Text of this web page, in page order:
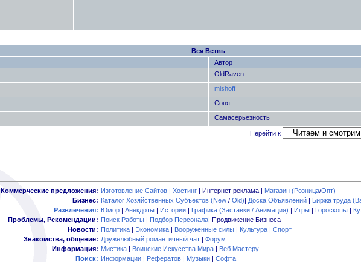
Вся Ветвь
Автор
OldRaven
mishoff
Соня
Самасерьезность
Перейти к
Коммерческие предложения: Изготовление Сайтов | Хостинг | Интернет реклама | Магазин (Розница/Опт)
Бизнес: Каталог Хозяйственных Субъектов (New / Old)| Доска Объявлений | Биржа труда
Развлечения: Юмор | Анекдоты | Истории | Графика (Заставки / Анимация) | Игры | Гороскопы |
Проблемы, Рекомендации: Поиск Работы | Подбор Персонала| Продвижение Бизнеса
Новости: Политика | Экономика | Вооруженные силы | Культура | Спорт
Знакомства, общение: Дружелюбный романтичный чат | Форум
Информация: Мистика | Воинские Искусства Мира | Веб Мастеру
Поиск: Информации | Рефератов | Музыки | Софта